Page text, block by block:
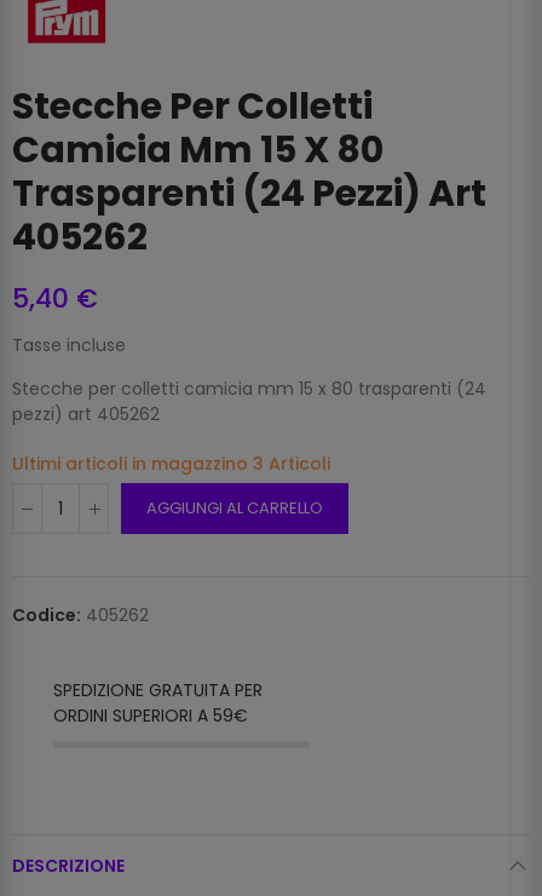
Stecche Per Colletti
Camicia Mm 15 X 80
Trasparenti (24 Pezzi) Art
405262
5,40 €
Tasse incluse
Stecche per colletti camicia mm 15 x 80 trasparenti (24
pezzi) art 405262
Ultimi articoli in magazzino 3 Articoli
AGGIUNGI AL CARRELLO
Codice: 405262
SPEDIZIONE GRATUITA PER
ORDINI SUPERIORI A 59€
DESCRIZIONE